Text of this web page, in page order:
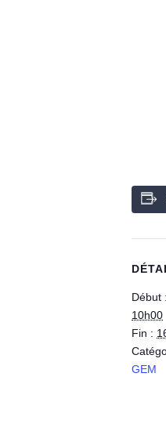
Début :
10h00
Fin :
GEM